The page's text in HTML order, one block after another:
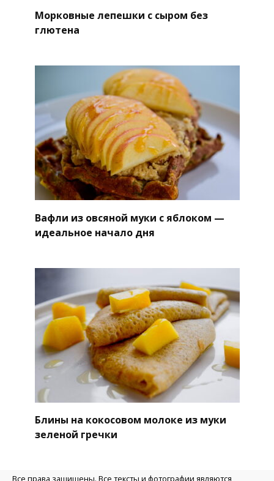
Морковные лепешки с сыром без
глютена
Вафли из овсяной муки с яблоком —
идеальное начало дня
Блины на кокосовом молоке из муки
зеленой гречки
Все права защищены. Все тексты и фотографии являются